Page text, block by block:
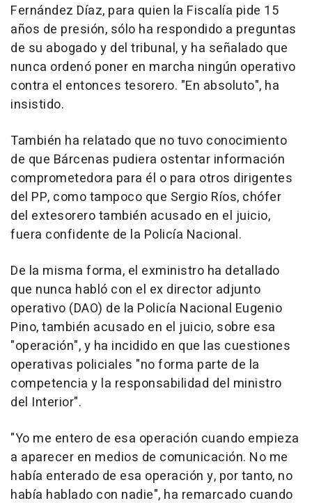
Fernández Díaz, para quien la Fiscalía pide 15
años de presión, sólo ha respondido a preguntas
de su abogado y del tribunal, y ha señalado que
nunca ordenó poner en marcha ningún operativo
contra el entonces tesorero. "En absoluto", ha
insistido.
También ha relatado que no tuvo conocimiento
de que Bárcenas pudiera ostentar información
comprometedora para él o para otros dirigentes
del PP, como tampoco que Sergio Ríos, chófer
del extesorero también acusado en el juicio,
fuera confidente de la Policía Nacional.
De la misma forma, el exministro ha detallado
que nunca habló con el ex director adjunto
operativo (DAO) de la Policía Nacional Eugenio
Pino, también acusado en el juicio, sobre esa
"operación", y ha incidido en que las cuestiones
operativas policiales "no forma parte de la
competencia y la responsabilidad del ministro
del Interior".
"Yo me entero de esa operación cuando empieza
a aparecer en medios de comunicación. No me
había enterado de esa operación y, por tanto, no
había hablado con nadie", ha remarcado cuando